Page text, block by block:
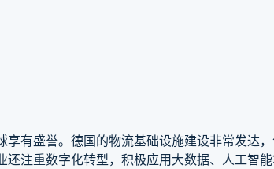
有盛誉。德国的物流基础设施建设非常发达
注重数字化转型，积极应用大数据、人工智